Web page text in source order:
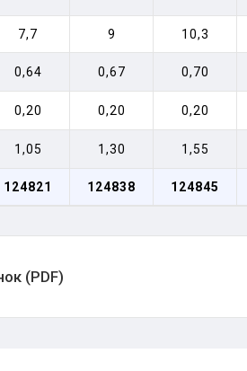
124821 124838 124845
7,7 9 10,3
0,64 0,67 0,70
0,20 0,20 0,20
1,05 1,30 1,55
(PDF)